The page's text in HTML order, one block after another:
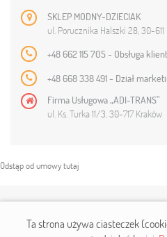
Ta strona używa ciasteczek
SKLEP MODNY-DZIECIAK
ul. Porucznika Halszki 28, 30-
+48 662 115 705 - Obsługa
+48 668 338 491 - Dział
Firma Usługowa „ADI-TRANS”
ul. Ks. Turka 11/3, 30-717 Kraków
Odstąp od umowy tutaj